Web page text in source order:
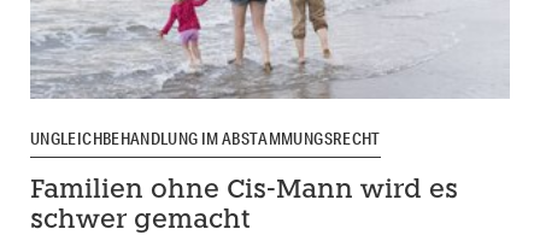
UNGLEICHBEHANDLUNG IM ABSTAMMUNGSRECHT
Familien ohne Cis-Mann wird es
schwer gemacht